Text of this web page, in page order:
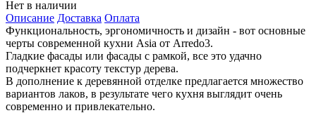
Нет в наличии
Описание Доставка Оплата
Функциональность, эргономичность и дизайн - вот основные
черты современной кухни Asia от Arredo3.
Гладкие фасады или фасады с рамкой, все это удачно
подчеркнет красоту текстур дерева.
В дополнение к деревянной отделке предлагается множество
вариантов лаков, в результате чего кухня выглядит очень
современно и привлекательно.